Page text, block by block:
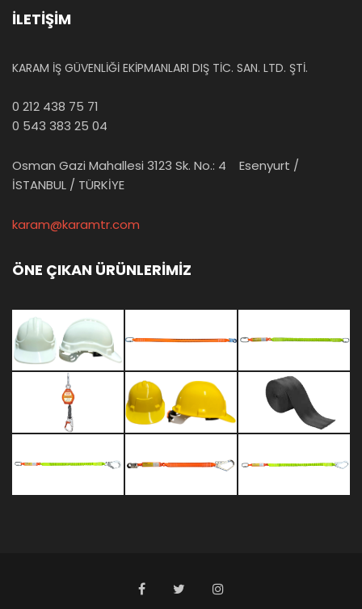
İLETİŞİM
KARAM İŞ GÜVENLİĞİ EKİPMANLARI DIŞ TİC. SAN. LTD. ŞTİ.
0 212 438 75 71
0 543 383 25 04
Osman Gazi Mahallesi 3123 Sk. No.: 4 Esenyurt /
İSTANBUL / TÜRKİYE
karam@karamtr.com
ÖNE ÇIKAN ÜRÜNLERİMİZ